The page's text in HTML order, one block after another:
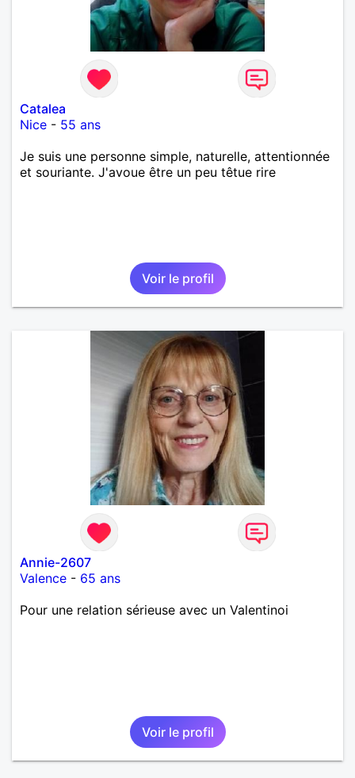
Catalea
Nice - 55 ans
Je suis une personne simple, naturelle, attentionnée
et souriante. J'avoue être un peu têtue rire
Voir le profil
Annie-2607
Valence - 65 ans
Pour une relation sérieuse avec un Valentinoi
Voir le profil